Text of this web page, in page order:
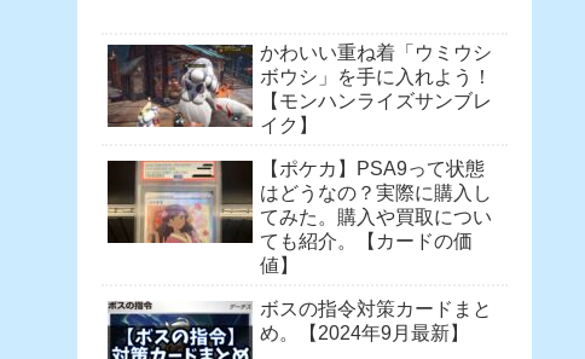
かわいい重ね着「ウミウシ
ボウシ」を手に入れよう！
【モンハンライズサンブレ
イク】
【ポケカ】PSA9って状態
はどうなの？実際に購入し
てみた。購入や買取につい
ても紹介。【カードの価
値】
ボスの指令対策カードまと
め。【2024年9月最新】